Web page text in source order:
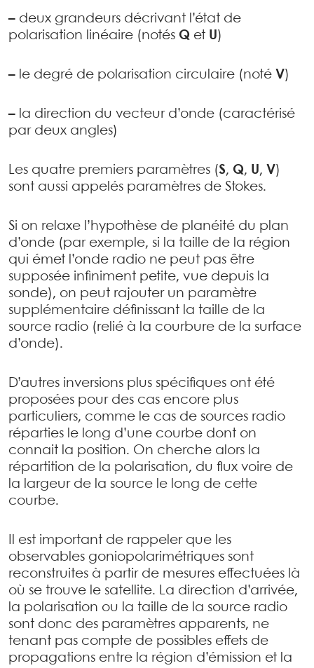
– deux grandeurs décrivant l’état de
polarisation linéaire (notés Q et U)
– le degré de polarisation circulaire (noté V)
– la direction du vecteur d’onde (caractérisé
par deux angles)
Les quatre premiers paramètres (S, Q, U, V)
sont aussi appelés paramètres de Stokes.
Si on relaxe l’hypothèse de planéité du plan
d’onde (par exemple, si la taille de la région
qui émet l’onde radio ne peut pas être
supposée infiniment petite, vue depuis la
sonde), on peut rajouter un paramètre
supplémentaire définissant la taille de la
source radio (relié à la courbure de la surface
d’onde).
D’autres inversions plus spécifiques ont été
proposées pour des cas encore plus
particuliers, comme le cas de sources radio
réparties le long d’une courbe dont on
connait la position. On cherche alors la
répartition de la polarisation, du flux voire de
la largeur de la source le long de cette
courbe.
Il est important de rappeler que les
observables goniopolarimétriques sont
reconstruites à partir de mesures effectuées là
où se trouve le satellite. La direction d’arrivée,
la polarisation ou la taille de la source radio
sont donc des paramètres apparents, ne
tenant pas compte de possibles effets de
propagations entre la région d’émission et la